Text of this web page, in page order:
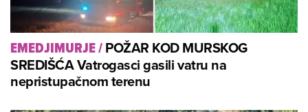
EMEDJIMURJE/POŽAR KOD MURSKOG
SREDIŠĆA Vatrogasci gasili vatru na
nepristupačnom terenu